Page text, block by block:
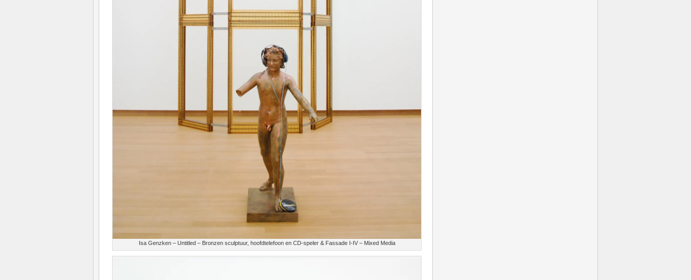
Isa Genzken – Untitled – Bronzen sculptuur, hoofdtelefoon en CD-speler & Fassade I-IV – Mixed Media